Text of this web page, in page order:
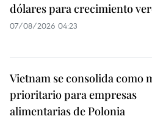
dólares para crecimiento
07/08/2026 04:23
Vietnam se consolida como
prioritario para empresas
alimentarias de Polonia